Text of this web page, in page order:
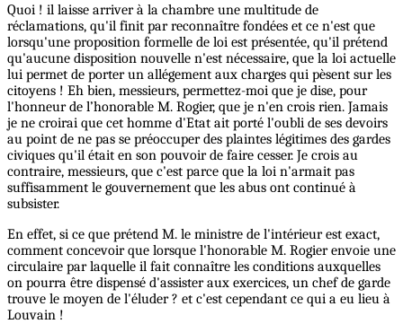
Quoi ! il laisse arriver à la chambre une multitude de
réclamations, qu'il finit par reconnaître fondées et ce n'est que
lorsqu'une proposition formelle de loi est présentée, qu'il prétend
qu'aucune disposition nouvelle n'est nécessaire, que la loi actuelle
lui permet de porter un allégement aux charges qui pèsent sur les
citoyens ! Eh bien, messieurs, permettez-moi que je dise, pour
l'honneur de l’honorable M. Rogier, que je n'en crois rien. Jamais
je ne croirai que cet homme d'Etat ait porté l'oubli de ses devoirs
au point de ne pas se préoccuper des plaintes légitimes des gardes
civiques qu'il était en son pouvoir de faire cesser. Je crois au
contraire, messieurs, que c'est parce que la loi n'armait pas
suffisamment le gouvernement que les abus ont continué à
subsister.
En effet, si ce que prétend M. le ministre de l'intérieur est exact,
comment concevoir que lorsque l'honorable M. Rogier envoie une
circulaire par laquelle il fait connaître les conditions auxquelles
on pourra être dispensé d'assister aux exercices, un chef de garde
trouve le moyen de l'éluder ? et c'est cependant ce qui a eu lieu à
Louvain !